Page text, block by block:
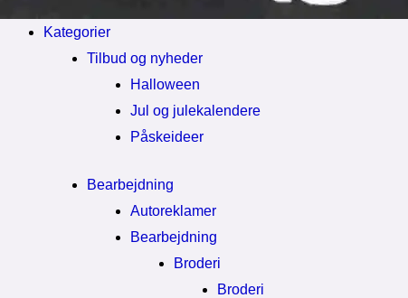
Kategorier
Tilbud og nyheder
Halloween
Jul og julekalendere
Påskeideer
Bearbejdning
Autoreklamer
Bearbejdning
Broderi
Broderi